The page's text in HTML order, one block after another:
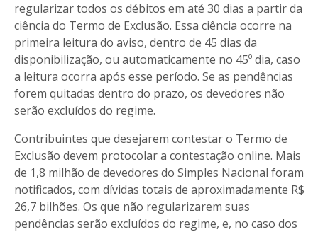
regularizar todos os débitos em até 30 dias a partir da
ciência do Termo de Exclusão. Essa ciência ocorre na
primeira leitura do aviso, dentro de 45 dias da
disponibilização, ou automaticamente no 45º dia, caso
a leitura ocorra após esse período. Se as pendências
forem quitadas dentro do prazo, os devedores não
serão excluídos do regime.
Contribuintes que desejarem contestar o Termo de
Exclusão devem protocolar a contestação online. Mais
de 1,8 milhão de devedores do Simples Nacional foram
notificados, com dívidas totais de aproximadamente R$
26,7 bilhões. Os que não regularizarem suas
pendências serão excluídos do regime, e, no caso dos